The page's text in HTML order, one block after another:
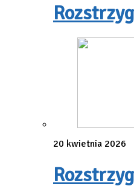
20 kwietnia 2026